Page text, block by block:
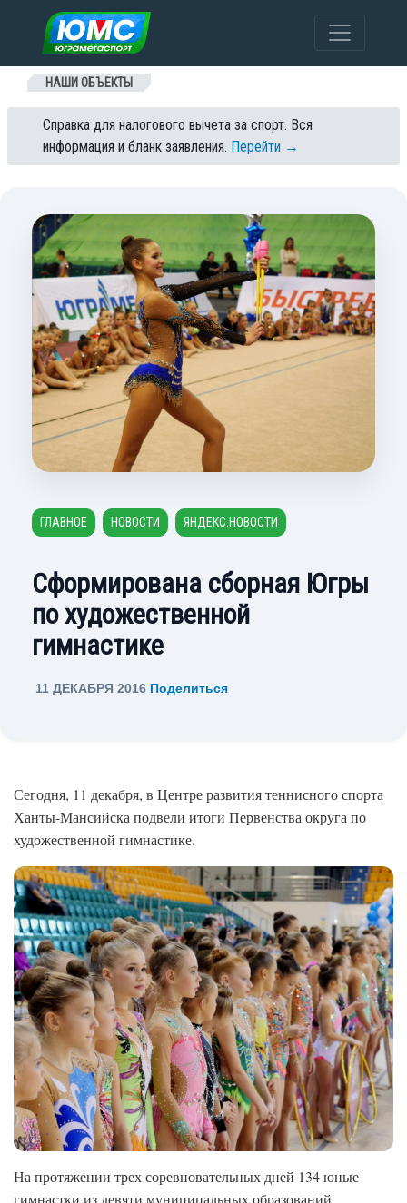
Перейти к содержанию
НАШИ ОБЪЕКТЫ
Справка для налогового вычета за спорт. Вся
информация и бланк заявления. Перейти →
ГЛАВНОЕ НОВОСТИ ЯНДЕКС.НОВОСТИ
Сформирована сборная Югры
по художественной
гимнастике
11 ДЕКАБРЯ 2016 Поделиться
Сегодня, 11 декабря, в Центре развития теннисного спорта
Ханты-Мансийска подвели итоги Первенства округа по
художественной гимнастике.
На протяжении трех соревновательных дней 134 юные
гимнастки из девяти муниципальных образований